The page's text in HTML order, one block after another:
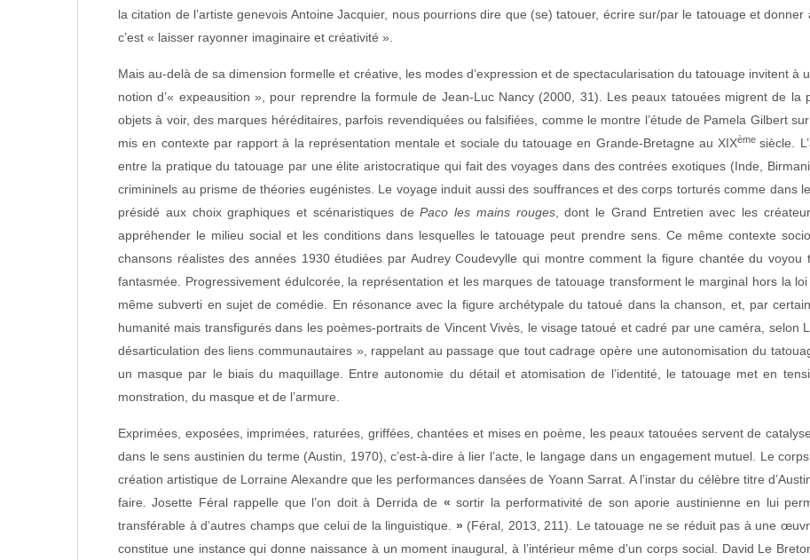
la citation de l’artiste genevois Antoine Jacquier, nous pourrions dire que (se) tatouer, écrire sur/par le tatouage et
c’est « laisser rayonner imaginaire et créativité ».
Mais au‑delà de sa dimension formelle et créative, les modes d’expression et de spectacularisation du tatouage invitent
notion d’« expeausition », pour reprendre la formule de Jean‑Luc Nancy (2000, 31). Les peaux tatouées migrent de
objets à voir, des marques héréditaires, parfois revendiquées ou falsifiées, comme le montre l’étude de Pamela Gilbert
mis en contexte par rapport à la représentation mentale et sociale du tatouage en Grande-Bretagne au XIXème siècle.
entre la pratique du tatouage par une élite aristocratique qui fait des voyages dans des contrées exotiques (Inde,
crimininels au prisme de théories eugénistes. Le voyage induit aussi des souffrances et des corps torturés comme dans
présidé aux choix graphiques et scénaristiques dePaco les mains rouges, dont le Grand Entretien avec les
appréhender le milieu social et les conditions dans lesquelles le tatouage peut prendre sens. Ce même contexte
chansons réalistes des années 1930 étudiées par Audrey Coudevylle qui montre comment la figure chantée du
fantasmée. Progressivement édulcorée, la représentation et les marques de tatouage transforment le marginal hors la
même subverti en sujet de comédie. En résonance avec la figure archétypale du tatoué dans la chanson, et, par
humanité mais transfigurés dans les poèmes‑portraits de Vincent Vivès, le visage tatoué et cadré par une caméra, selon
désarticulation des liens communautaires », rappelant au passage que tout cadrage opère une autonomisation du
un masque par le biais du maquillage. Entre autonomie du détail et atomisation de l’identité, le tatouage met en
monstration, du masque et de l’armure.
Exprimées, exposées, imprimées, raturées, griffées, chantées et mises en poème, les peaux tatouées servent de
dans le sens austinien du terme (Austin, 1970), c’est‑à‑dire à lier l’acte, le langage dans un engagement mutuel. Le
création artistique de Lorraine Alexandre que les performances dansées de Yoann Sarrat. A l’instar du célèbre titre
faire. Josette Féral rappelle que l’on doit à Derrida de «sortir la performativité de son aporie austinienne en lui
transférable à d’autres champs que celui de la linguistique.
» (Féral, 2013, 211). Le tatouage ne se réduit pas à une
constitue une instance qui donne naissance à un moment inaugural, à l’intérieur même d’un corps social. David Le